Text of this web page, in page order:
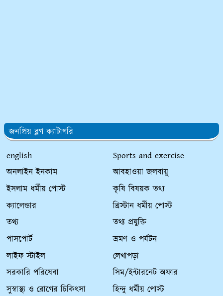
জনপ্রিয় ব্লগ ক্যাটাগরি
english
Sports and exercise
অনলাইন ইনকাম
আবহাওয়া জলবায়ু
ইসলাম ধর্মীয় পোস্ট
কৃষি বিষয়ক তথ্য
ক্যালেন্ডার
খ্রিস্টান ধর্মীয় পোস্ট
তথ্য
তথ্য প্রযুক্তি
পাসপোর্ট
ভ্রমণ ও পর্যটন
লাইফ স্টাইল
লেখাপড়া
সরকারি পরিষেবা
সিম/ইন্টারনেট অফার
সুস্বাস্থ্য ও রোগের চিকিৎসা
হিন্দু ধর্মীয় পোস্ট